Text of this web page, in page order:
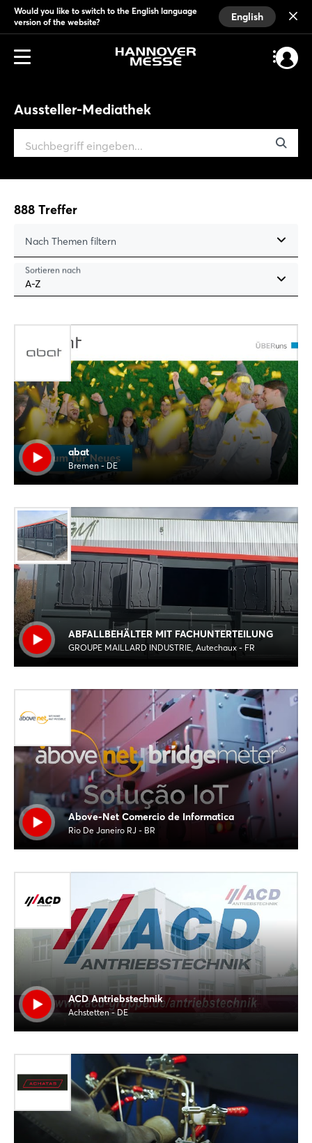
Would you like to switch to the English language
version of the website?
English
Aussteller-Mediathek
888 Treffer
Nach Themen filtern
Sortieren nach
A-Z
abat
Bremen - DE
ABFALLBEHÄLTER MIT FACHUNTERTEILUNG
GROUPE MAILLARD INDUSTRIE, Autechaux - FR
Above-Net Comercio de Informatica
Rio De Janeiro RJ - BR
ACD Antriebstechnik
Achstetten - DE